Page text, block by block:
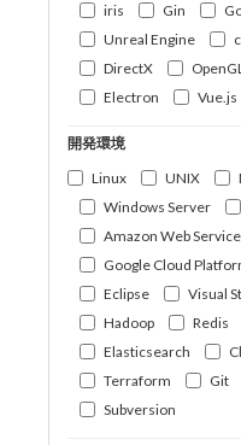
iris
Gin
Unreal Engine
DirectX
Electron
Vue.js
開発環境
Linux
UNIX
Windows Server
Amazon Web Service
Google Cloud
Eclipse
Visual
Hadoop
Redis
Elasticsearch
Terraform
Git
Subversion